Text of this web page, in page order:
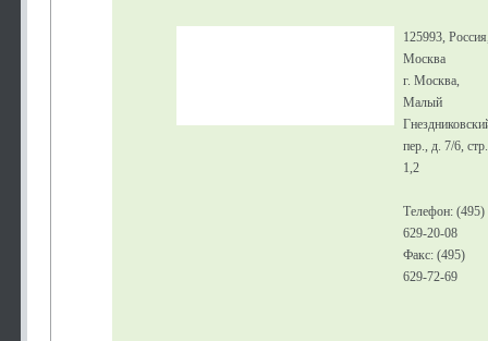
125993,
Москва
г. Москва,
Малый
пер., д. 7/6, стр.
1,2
Телефон: (495)
629-20-08
Факс: (495)
629-72-69